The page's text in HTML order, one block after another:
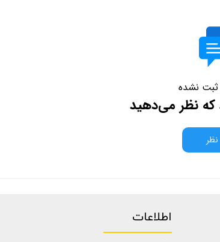
ثبت نشده
که نظر می‌دهید
اطلاعات